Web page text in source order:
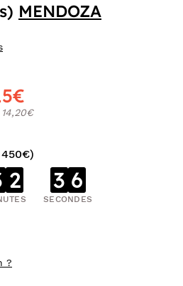
MENDOZA
2 3 6
SECONDES
?